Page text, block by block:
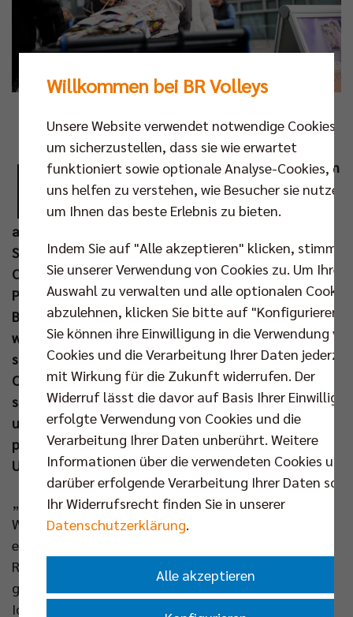
D ie BR Volleys und Berlin Recycling möchten in
diesem Herbst mit verschiedenen Aktionen
auf das Thema Kreislaufwirtschaft
aufmerksam machen. Zuletzt gab es bereits beim
Spitzenspiel gegen den VfB Friedrichshafen am 12.
Okt beispielsweise die Neuauflage der
Papiersammelaktion und in Kooperation mit der
Berliner Stadtmission wurden Kleiderspenden für
wohnungslose Menschen entgegengenommen. Nun
sind gemeinnützige Berliner Vereine und
Organisationen an der Reihe: ab sofort können sie
sich mit ihren Ideen für Abfallvermeidung, Recycling
und Umweltschutz auf der Berlin Recycling Crowd
präsentieren und so die nötigen Finanzmittel zur
Umsetzung ihrer Projektideen generieren.
„In einer perfekten Kreislaufwirtschaft bleiben alle
Wertstoffe erhalten und werden wiederverwendet,“
erklärt Sascha Förster, Geschäftsführer der Berlin
Recycling GmbH. „Natürlich sind wir davon noch ein
ganzes Stück entfernt. Aber es gibt so viele gute
Ideen in Berlin mit denen wir diesem Ziel Stück für
Willkommen bei BR Volleys
Unsere Website verwendet notwendige Cookies,
um sicherzustellen, dass sie wie erwartet
funktioniert sowie optionale Analyse-Cookies, die
uns helfen zu verstehen, wie Besucher sie nutzen,
um Ihnen das beste Erlebnis zu bieten.
Indem Sie auf "Alle akzeptieren" klicken, stimmen
Sie unserer Verwendung von Cookies zu. Um Ihre
Auswahl zu verwalten und alle optionalen Cookies
abzulehnen, klicken Sie bitte auf "Konfigurieren".
Sie können ihre Einwilligung in die Verwendung
Cookies und die Verarbeitung Ihrer Daten
mit Wirkung für die Zukunft widerrufen. Der
Widerruf lässt die davor auf Basis Ihrer
erfolgte Verwendung von Cookies und die
Verarbeitung Ihrer Daten unberührt. Weitere
Informationen über die verwendeten Cookies und
darüber erfolgende Verarbeitung Ihrer Daten
Ihr Widerrufsrecht finden Sie in unserer
Datenschutzerklärung.
Alle akzeptieren